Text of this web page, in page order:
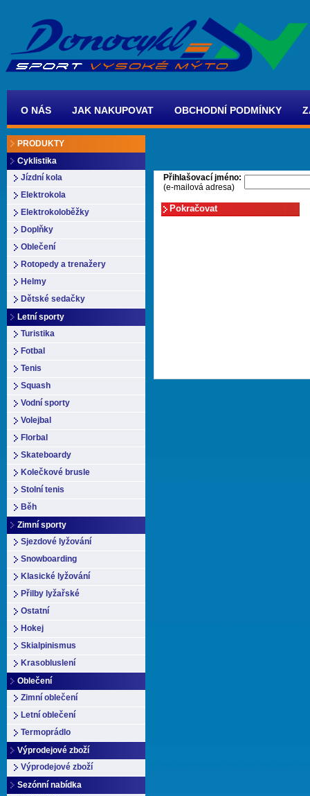
O NÁS JAK NAKUPOVAT OBCHODNÍ PODMÍNKY
PRODUKTY
Cyklistika
Jízdní kola
Elektrokola
Elektrokoloběžky
Doplňky
Oblečení
Rotopedy a trenažery
Helmy
Dětské sedačky
Letní sporty
Turistika
Fotbal
Tenis
Squash
Vodní sporty
Volejbal
Florbal
Skateboardy
Kolečkové brusle
Stolní tenis
Běh
Zimní sporty
Sjezdové lyžování
Snowboarding
Klasické lyžování
Přilby lyžařské
Ostatní
Hokej
Skialpinismus
Krasobluslení
Oblečení
Zimní oblečení
Letní oblečení
Termoprádlo
Výprodejové zboží
Výprodejové zboží
Sezónní nabídka
Přihlašovací jméno:
(e-mailová adresa)